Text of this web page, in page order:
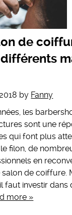
de
by Fanny
les
sont une
qui font plus
filon, de
en
de coiffure.
faut investir
more »